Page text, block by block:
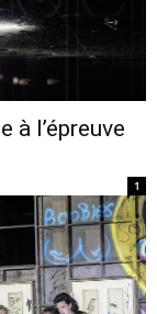
à l’épreuve
1